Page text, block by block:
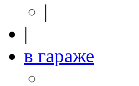
|
|
в гараже